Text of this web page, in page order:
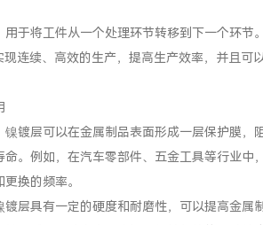
于将工件从一个处理环节转移到下一个环
现连续、高效的生产，提高生产效率，并且
镀层可以在金属制品表面形成一层保护膜
命。例如，在汽车零部件、五金工具等行业
换的频率。
层具有一定的硬度和耐磨性，可以提高金